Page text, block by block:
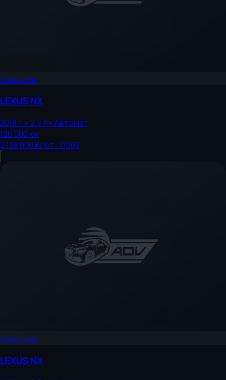
Санкции4
LEXUSNX
2018г.• 2.5л• Автомат
126 000км
2 138 000 ¥Лот: 71002
Санкции3
LEXUSNX